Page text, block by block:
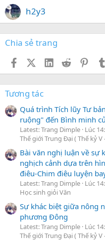
h2y3
Chia sẻ trang
FacebookX (Twitter)
LinkedIn
Reddit
Tương tác
Quá trình Tích lũy Tư
ruộng" đến Bình minh
Latest: Trang Dimple Lúc
Thế giới Trung Đại ( Thế kỷ V
Bài văn nghị luận về sự
nghịch cảnh dựa trên
điêu-Chim điêu luyện
Latest: Trang Dimple Lúc
Học sinh giỏi Văn
Sự khác biệt giữa nông
phương Đông
Latest: Trang Dimple Lúc
Thế giới Trung Đại ( Thế kỷ V